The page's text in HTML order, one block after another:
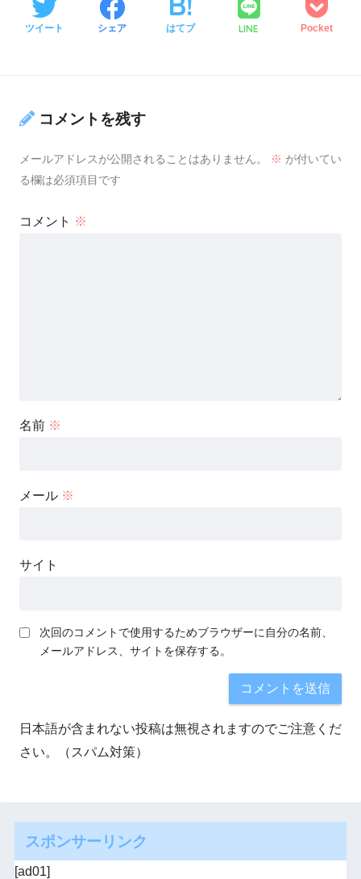
ツイート シェア はてブ LINE Pocket
コメントを残す
メールアドレスが公開されることはありません。 ※ が付いてい
る欄は必須項目です
コメント ※
名前 ※
メール ※
サイト
次回のコメントで使用するためブラウザーに自分の名前、
メールアドレス、サイトを保存する。
日本語が含まれない投稿は無視されますのでご注意くだ
さい。（スパム対策）
スポンサーリンク
[ad01]